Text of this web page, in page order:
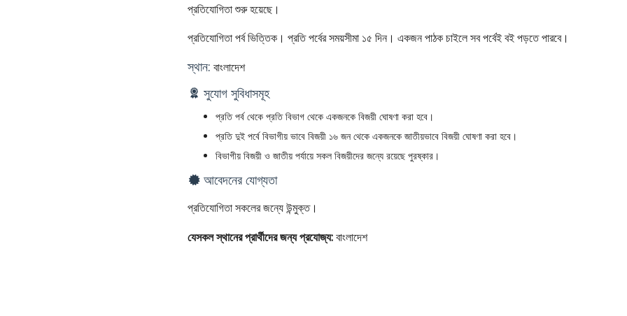
প্রতিযোগিতা শুরু হয়েছে।
প্রতিযোগিতা পর্ব ভিত্তিক। প্রতি পর্বের সময়সীমা ১৫ দিন। একজন পাঠক চাইলে সব পর্বেই বই পড়তে পারবে।
স্থান: বাংলাদেশ
সুযোগ সুবিধাসমূহ
প্রতি পর্ব থেকে প্রতি বিভাগ থেকে একজনকে বিজয়ী ঘোষণা করা হবে।
প্রতি দুই পর্বে বিভাগীয় ভাবে বিজয়ী ১৬ জন থেকে একজনকে জাতীয়ভাবে বিজয়ী ঘোষণা করা হবে।
বিভাগীয় বিজয়ী ও জাতীয় পর্যায়ে সকল বিজয়ীদের জন্যে রয়েছে পুরষ্কার।
আবেদনের যোগ্যতা
প্রতিযোগিতা সকলের জন্যে উন্মুক্ত।
যেসকল স্থানের প্রার্থীদের জন্য প্রযোজ্য:বাংলাদেশ